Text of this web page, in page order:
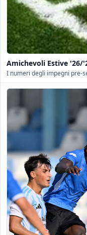
Amichevoli Estive '26/
I numeri degli impegni pre-